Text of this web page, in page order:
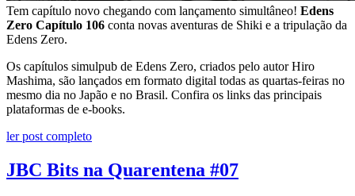
Tem capítulo novo chegando com lançamento simultâneo! Edens
Zero Capítulo 106 conta novas aventuras de Shiki e a tripulação da
Edens Zero.
Os capítulos simulpub de Edens Zero, criados pelo autor Hiro
Mashima, são lançados em formato digital todas as quartas-feiras no
mesmo dia no Japão e no Brasil. Confira os links das principais
plataformas de e-books.
ler post completo
JBC Bits na Quarentena #07